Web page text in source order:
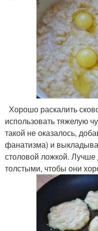
Хорошо раскалить
использовать тяжелую
такой не оказалось,
фанатизма) и
столовой ложкой. Лучше
толстыми, чтобы они